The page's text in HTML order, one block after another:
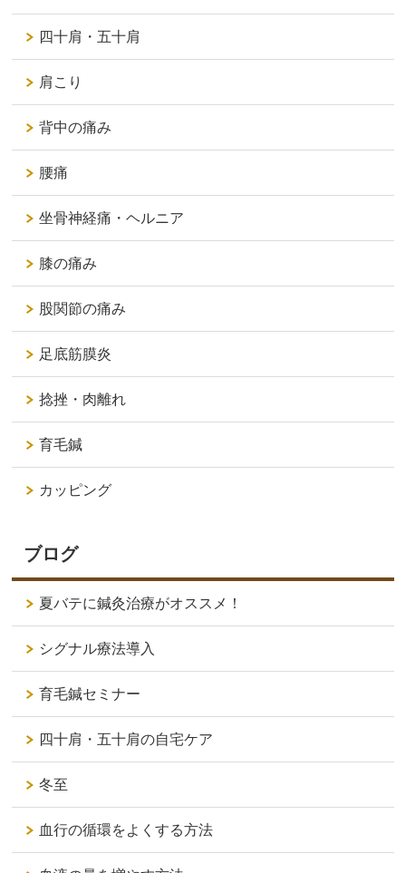
四十肩・五十肩
肩こり
背中の痛み
腰痛
坐骨神経痛・ヘルニア
膝の痛み
股関節の痛み
足底筋膜炎
捻挫・肉離れ
育毛鍼
カッピング
ブログ
夏バテに鍼灸治療がオススメ！
シグナル療法導入
育毛鍼セミナー
四十肩・五十肩の自宅ケア
冬至
血行の循環をよくする方法